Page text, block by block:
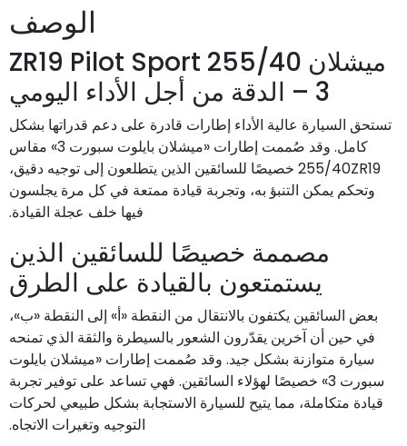
الوصف
ميشلان 255/40 ZR19 Pilot Sport
3 – الدقة من أجل الأداء اليومي
تستحق السيارة عالية الأداء إطارات قادرة على دعم قدراتها بشكل
كامل. وقد صُممت إطارات «ميشلان بايلوت سبورت 3» مقاس
255/40ZR19 خصيصًا للسائقين الذين يتطلعون إلى توجيه دقيق،
وتحكم يمكن التنبؤ به، وتجربة قيادة ممتعة في كل مرة يجلسون
فيها خلف عجلة القيادة.
مصممة خصيصًا للسائقين الذين
يستمتعون بالقيادة على الطرق
بعض السائقين يكتفون بالانتقال من النقطة «أ» إلى النقطة «ب»،
في حين أن آخرين يقدّرون الشعور بالسيطرة والثقة الذي تمنحه
سيارة متوازنة بشكل جيد. وقد صُممت إطارات «ميشلان بايلوت
سبورت 3» خصيصًا لهؤلاء السائقين. فهي تساعد على توفير تجربة
قيادة متكاملة، مما يتيح للسيارة الاستجابة بشكل طبيعي لحركات
التوجيه وتغيرات الاتجاه.